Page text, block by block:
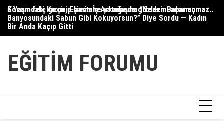
Skip
content
Kocam felç geçirip hastane yatağında gözlerini açar açmaz..
5 Yaşındaki Kızım, Eşimin İş Arkadaşına “Neden Babamın
Banyosundaki Sabun Gibi Kokuyorsun?” Diye Sordu — Kadın
Bir Anda Kaçıp Gitti
EĞITIM FORUMU